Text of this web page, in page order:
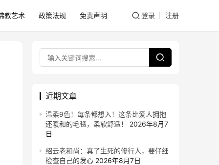
教艺术 政策法规 免责声明 登录 注册
近期文章
温柔9色！每条都想入！这条比爱人拥抱
还暖和的毛毯，柔软舒适！
2026年8月7
日
绍云老和尚：真了生死的修行人，要仔细
检查自己的发心 2026年8月7日